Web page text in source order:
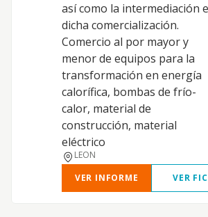
así como la intermediación
dicha comercialización.
Comercio al por mayor y
menor de equipos para la
transformación en energía
calorífica, bombas de frío-
calor, material de
construcción, material
eléctrico
LEON
VER INFORME
VER